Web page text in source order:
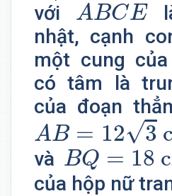
với ABCE
nhật, cạnh
một cung
có tâm là
của đoạn
AB = 12√3
AB= 123cm,
và BQ = 18
BQ=18
của hộp nữ